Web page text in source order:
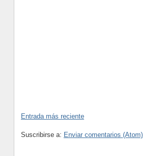
Entrada más reciente
Suscribirse a: Enviar comentarios (Atom)